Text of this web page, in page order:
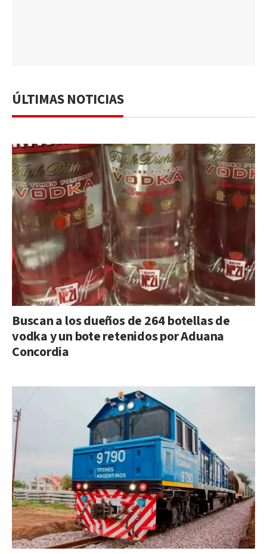
ÚLTIMAS NOTICIAS
Buscan a los dueños de 264 botellas de
vodka y un bote retenidos por Aduana
Concordia